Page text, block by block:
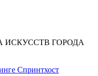
ИСКУССТВ ГОРОДА
Спринтхост